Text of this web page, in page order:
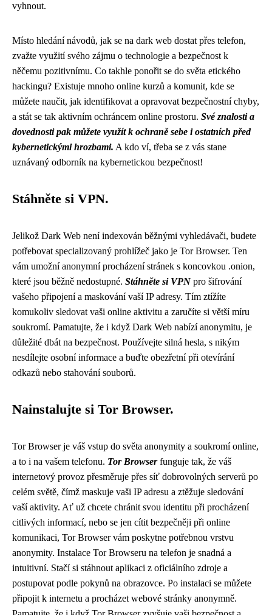
vyhnout.
Místo hledání návodů, jak se na dark web dostat přes telefon,
zvažte využití svého zájmu o technologie a bezpečnost k
něčemu pozitivnímu. Co takhle ponořit se do světa etického
hackingu? Existuje mnoho online kurzů a komunit, kde se
můžete naučit, jak identifikovat a opravovat bezpečnostní chyby,
a stát se tak aktivním ochráncem online prostoru. Své znalosti a
dovednosti pak můžete využít k ochraně sebe i ostatních před
kybernetickými hrozbami. A kdo ví, třeba se z vás stane
uznávaný odborník na kybernetickou bezpečnost!
Stáhněte si VPN.
Jelikož Dark Web není indexován běžnými vyhledávači, budete
potřebovat specializovaný prohlížeč jako je Tor Browser. Ten
vám umožní anonymní procházení stránek s koncovkou .onion,
které jsou běžně nedostupné. Stáhněte si VPN pro šifrování
vašeho připojení a maskování vaší IP adresy. Tím ztížíte
komukoliv sledovat vaši online aktivitu a zaručíte si větší míru
soukromí. Pamatujte, že i když Dark Web nabízí anonymitu, je
důležité dbát na bezpečnost. Používejte silná hesla, s nikým
nesdílejte osobní informace a buďte obezřetní při otevírání
odkazů nebo stahování souborů.
Nainstalujte si Tor Browser.
Tor Browser je váš vstup do světa anonymity a soukromí online,
a to i na vašem telefonu. Tor Browserfunguje tak, že váš
internetový provoz přesměruje přes síť dobrovolných serverů po
celém světě, čímž maskuje vaši IP adresu a ztěžuje sledování
vaší aktivity. Ať už chcete chránit svou identitu při procházení
citlivých informací, nebo se jen cítit bezpečněji při online
komunikaci, Tor Browser vám poskytne potřebnou vrstvu
anonymity. Instalace Tor Browseru na telefon je snadná a
intuitivní. Stačí si stáhnout aplikaci z oficiálního zdroje a
postupovat podle pokynů na obrazovce. Po instalaci se můžete
připojit k internetu a procházet webové stránky anonymně.